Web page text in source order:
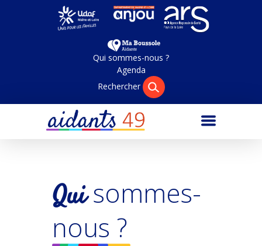
Qui sommes-nous ?
Agenda
Rechercher
Quisommes-
nous ?